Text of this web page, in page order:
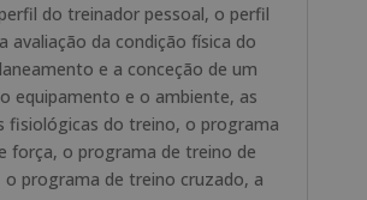
do treinador pessoal, o perfil
avaliação da condição física do
e a conceção de um
equipamento e o ambiente, as
fisiológicas do treino, o programa
força, o programa de treino de
o programa de treino cruzado, a